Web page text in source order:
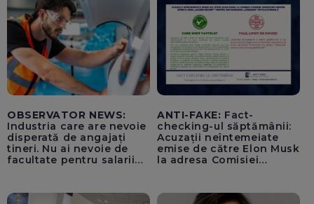
OBSERVATOR NEWS:
Industria care are nevoie
disperată de angajați
tineri. Nu ai nevoie de
facultate pentru salarii
ANTI-FAKE: Fact-
checking-ul săptămânii:
Acuzații neîntemeiate
emise de către Elon Musk
la adresa Comisiei
pentru instaurarea